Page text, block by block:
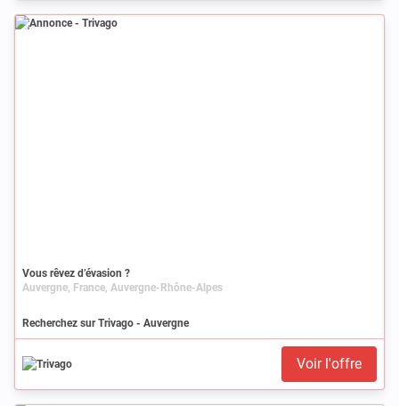
Annonce
Vous rêvez d’évasion ?
Auvergne, France, Auvergne-Rhône-Alpes
Recherchez sur Trivago - Auvergne
Voir l'offre